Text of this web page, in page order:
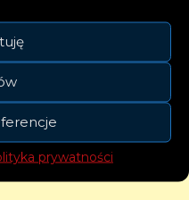
prywatności